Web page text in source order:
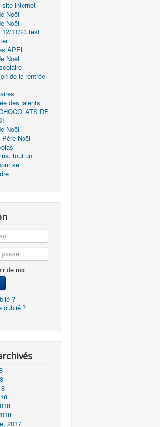
site internet
Noël
Noël
12/11/23 test
APEL
Noël
de la rentrée
des talents
DE
Noël
Noël
tout un
se
de moi
?
oublié ?
2017